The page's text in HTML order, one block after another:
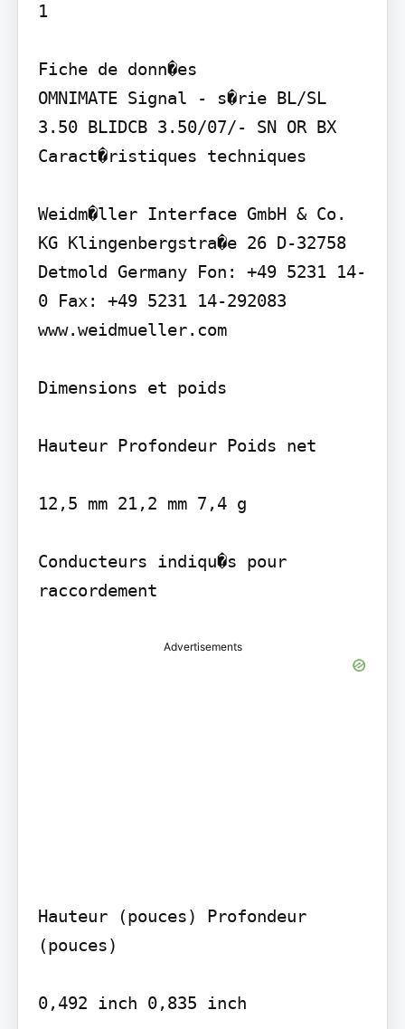
1
Fiche de donn�es
OMNIMATE Signal - s�rie BL/SL
3.50 BLIDCB 3.50/07/- SN OR BX
Caract�ristiques techniques
Weidm�ller Interface GmbH & Co.
KG Klingenbergstra�e 26 D-32758
Detmold Germany Fon: +49 5231 14-
0 Fax: +49 5231 14-292083
www.weidmueller.com
Dimensions et poids
Hauteur Profondeur Poids net
12,5 mm 21,2 mm 7,4 g
Conducteurs indiqu�s pour
Advertisements
Hauteur (pouces) Profondeur
(pouces)
0,492 inch 0,835 inch